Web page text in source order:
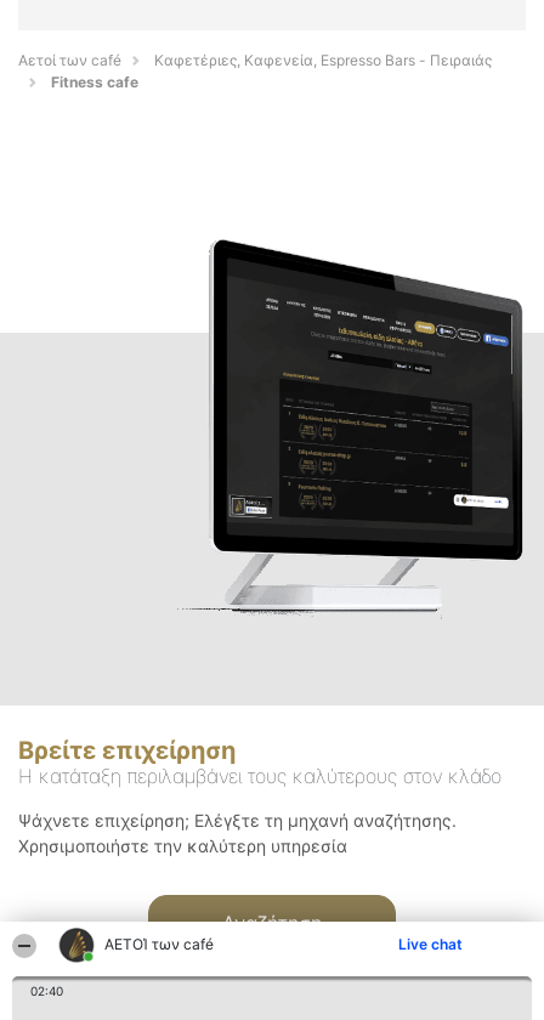
ΑΕΤΟΊ των café Live chat
02:40
Αετοί των café
Καφετέριες, Καφενεία, Espresso Bars - Πειραιάς
Fitness cafe
Βρείτε επιχείρηση
Η κατάταξη περιλαμβάνει τους καλύτερους στον κλάδο
Ψάχνετε επιχείρηση; Ελέγξτε τη μηχανή αναζήτησης.
Χρησιμοποιήστε την καλύτερη υπηρεσία
Αναζήτηση